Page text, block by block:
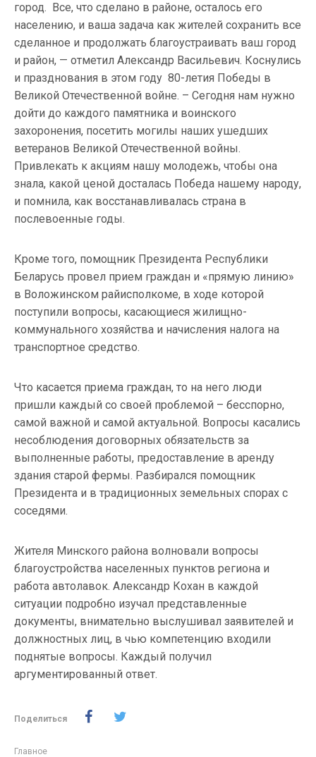
город. Все, что сделано в районе, осталось его
населению, и ваша задача как жителей сохранить все
сделанное и продолжать благоустраивать ваш город
и район, — отметил Александр Васильевич. Коснулись
и празднования в этом году 80-летия Победы в
Великой Отечественной войне. – Сегодня нам нужно
дойти до каждого памятника и воинского
захоронения, посетить могилы наших ушедших
ветеранов Великой Отечественной войны.
Привлекать к акциям нашу молодежь, чтобы она
знала, какой ценой досталась Победа нашему народу,
и помнила, как восстанавливалась страна в
послевоенные годы.
Кроме того, помощник Президента Республики
Беларусь провел прием граждан и «прямую линию»
в Воложинском райисполкоме, в ходе которой
поступили вопросы, касающиеся жилищно-
коммунального хозяйства и начисления налога на
транспортное средство.
Что касается приема граждан, то на него люди
пришли каждый со своей проблемой – бесспорно,
самой важной и самой актуальной. Вопросы касались
несоблюдения договорных обязательств за
выполненные работы, предоставление в аренду
здания старой фермы. Разбирался помощник
Президента и в традиционных земельных спорах с
соседями.
Жителя Минского района волновали вопросы
благоустройства населенных пунктов региона и
работа автолавок. Александр Кохан в каждой
ситуации подробно изучал представленные
документы, внимательно выслушивал заявителей и
должностных лиц, в чью компетенцию входили
поднятые вопросы. Каждый получил
аргументированный ответ.
Поделиться
Главное